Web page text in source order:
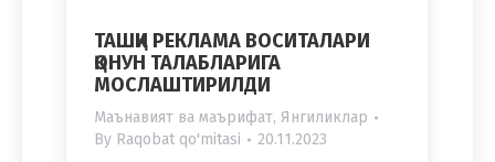
ТАШҚИ РЕКЛАМА ВОСИТАЛАРИ
ҚОНУН ТАЛАБЛАРИГА
МОСЛАШТИРИЛДИ
Маънавият ва маърифат, Янгиликлар
By Raqobat qo'mitasi 20.11.2023